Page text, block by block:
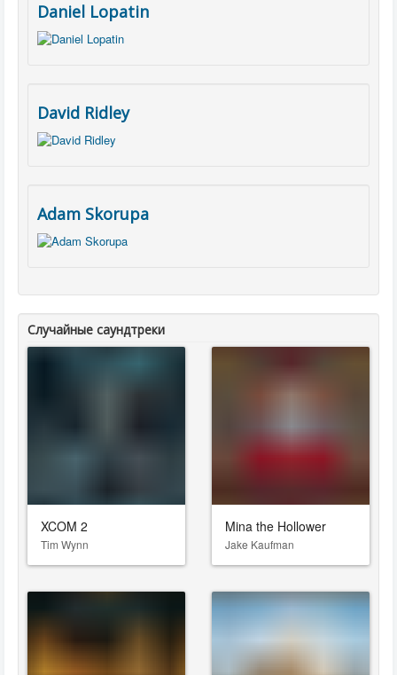
Daniel Lopatin
David Ridley
Adam Skorupa
Случайные саундтреки
XCOM 2
Tim Wynn
Mina the Hollower
Jake Kaufman